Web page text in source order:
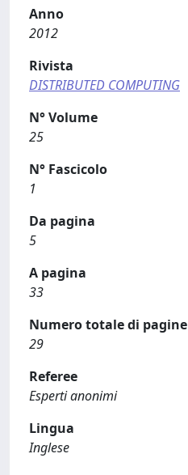
Anno
2012
Rivista
DISTRIBUTED COMPUTING
N° Volume
25
N° Fascicolo
1
Da pagina
5
A pagina
33
Numero totale di pagine
29
Referee
Esperti anonimi
Lingua
Inglese